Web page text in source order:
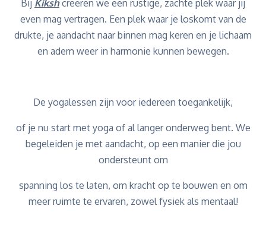
Bij Kikshcreëren we een rustige, zachte plek waar jij
even mag vertragen. Een plek waar je loskomt van de
drukte, je aandacht naar binnen mag keren en je lichaam
en adem weer in harmonie kunnen bewegen.
De yogalessen zijn voor iedereen toegankelijk,
of je nu start met yoga of al langer onderweg bent. We
begeleiden je met aandacht, op een manier die jou
ondersteunt om
spanning los te laten, om kracht op te bouwen en om
meer ruimte te ervaren, zowel fysiek als mentaal!